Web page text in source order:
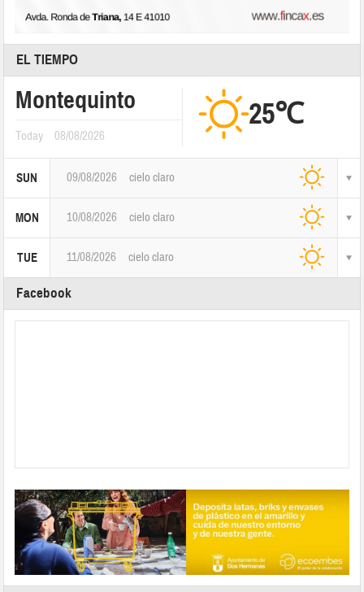
EL TIEMPO
Montequinto
Today 08/08/2026
25℃
SUN 09/08/2026 cielo claro
MON 10/08/2026 cielo claro
TUE 11/08/2026 cielo claro
Facebook